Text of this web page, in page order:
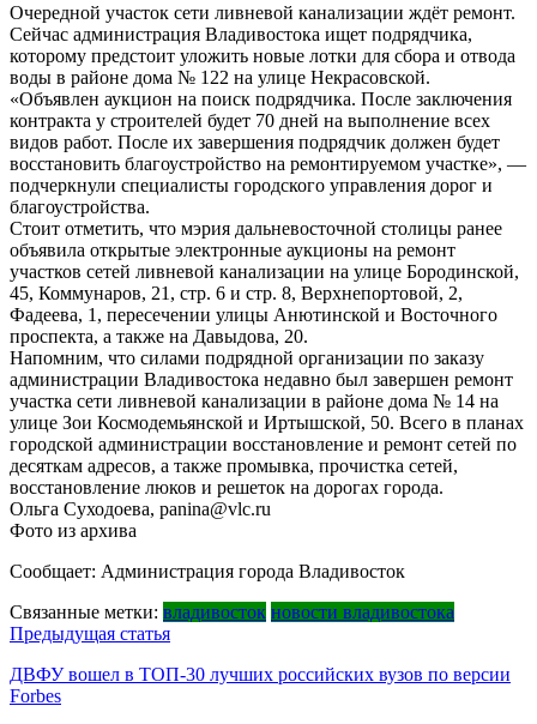
Очередной участок сети ливневой канализации ждёт ремонт.
Сейчас администрация Владивостока ищет подрядчика,
которому предстоит уложить новые лотки для сбора и отвода
воды в районе дома № 122 на улице Некрасовской.
«Объявлен аукцион на поиск подрядчика. После заключения
контракта у строителей будет 70 дней на выполнение всех
видов работ. После их завершения подрядчик должен будет
восстановить благоустройство на ремонтируемом участке», —
подчеркнули специалисты городского управления дорог и
благоустройства.
Стоит отметить, что мэрия дальневосточной столицы ранее
объявила открытые электронные аукционы на ремонт
участков сетей ливневой канализации на улице Бородинской,
45, Коммунаров, 21, стр. 6 и стр. 8, Верхнепортовой, 2,
Фадеева, 1, пересечении улицы Анютинской и Восточного
проспекта, а также на Давыдова, 20.
Напомним, что силами подрядной организации по заказу
администрации Владивостока недавно был завершен ремонт
участка сети ливневой канализации в районе дома № 14 на
улице Зои Космодемьянской и Иртышской, 50. Всего в планах
городской администрации восстановление и ремонт сетей по
десяткам адресов, а также промывка, прочистка сетей,
восстановление люков и решеток на дорогах города.
Ольга Суходоева, panina@vlc.ru
Фото из архива
Сообщает: Администрация города Владивосток
Связанные метки: владивосток новости владивостока
Навигация
по
записям
Предыдущая статья
ДВФУ вошел в ТОП-30 лучших российских вузов по версии
Forbes